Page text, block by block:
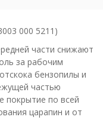
000 5211)
части снижают
за рабочим
бензопилы и
частью
покрытие по всей
царапин и от